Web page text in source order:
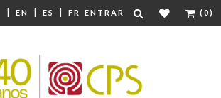
| EN | ES | FR ENTRAR (0)